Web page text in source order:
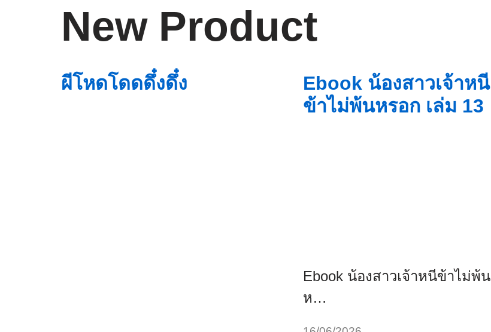
New Product
ผีโหดโดดดึ๋งดึ๋ง
Ebook น้องสาวเจ้าหนี
ข้าไม่พ้นหรอก เล่ม 13
Ebook น้องสาวเจ้าหนีข้าไม่พ้น
ห…